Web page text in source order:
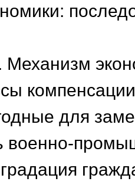
Механизм
для
военно-